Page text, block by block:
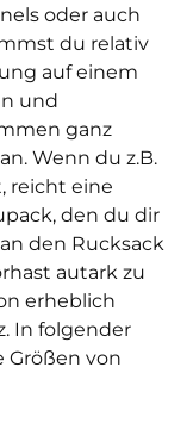
oder auch
du relativ
auf einem
und
ganz
Wenn du z.B.
reicht eine
den du dir
den Rucksack
autark zu
erheblich
In folgender
Größen von